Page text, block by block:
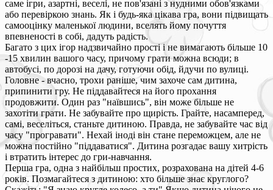
саме ігри, азартні, веселі, не пов'язані з нудними обов'язками
або перевіркою знань. Як і будь-яка цікава гра, вони підвищать
самооцінку маленької людини, вселять йому почуття
впевненості в собі, дадуть радість.
Багато з цих ігор надзвичайно прості і не вимагають більше 10
-15 хвилин вашого часу, причому грати можна всюди; в
автобусі, по дорозі на дачу, готуючи обід, йдучи по вулиці.
Головне - вчасно, трохи раніше, чим захоче сам дитина,
припинити гру. Не піддавайтеся на його прохання
продовжити. Один раз "наївшись", він може більше не
захотіти грати. Не забувайте про щирість. Грайте, насамперед,
самі, веселіться, станьте дитиною. Правда, не забувайте час від
часу "програвати". Нехай іноді він стане переможцем, але не
можна постійно "піддаватися". Дитина розгадає вашу хитрість
і втратить інтерес до гри-навчання.
Перша гра, одна з найбільш простих, розрахована на дітей 4-6
років. Позмагайтеся з дитиною: хто більше знає круглого?